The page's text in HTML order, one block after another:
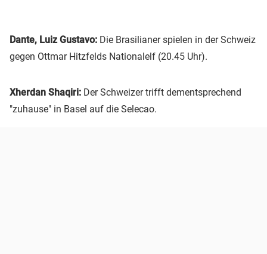
Dante, Luiz Gustavo: Die Brasilianer spielen in der Schweiz
gegen Ottmar Hitzfelds Nationalelf (20.45 Uhr).
Xherdan Shaqiri: Der Schweizer trifft dementsprechend
"zuhause" in Basel auf die Selecao.